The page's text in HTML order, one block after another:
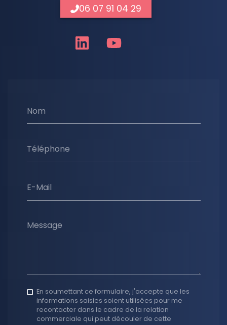
Nom
Téléphone
E-Mail
Message
En soumettant ce formulaire, j'accepte que les
informations saisies soient utilisées pour me
recontacter dans le cadre de la relation
commerciale qui peut découler de cette
06 07 91 04 29